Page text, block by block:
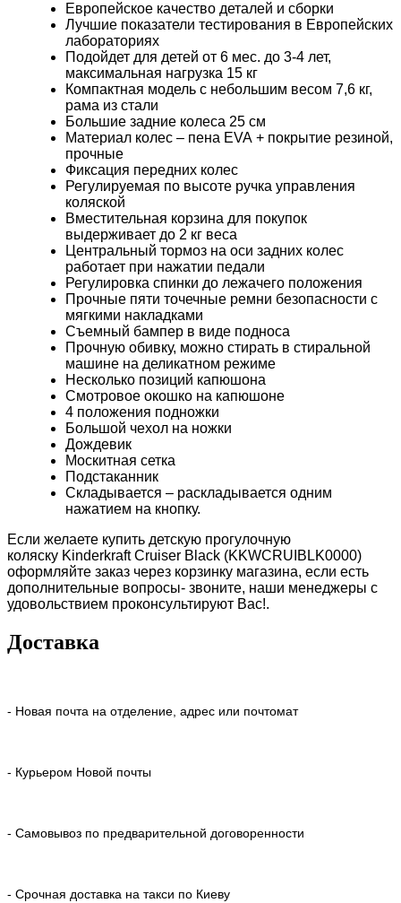
Европейское качество деталей и сборки
Лучшие показатели тестирования в Европейских
лабораториях
Подойдет для детей от 6 мес. до 3-4 лет,
максимальная нагрузка 15 кг
Компактная модель с небольшим весом 7,6 кг,
рама из стали
Большие задние колеса 25 см
Материал колес – пена EVA + покрытие резиной,
прочные
Фиксация передних колес
Регулируемая по высоте ручка управления
коляской
Вместительная корзина для покупок
выдерживает до 2 кг веса
Центральный тормоз на оси задних колес
работает при нажатии педали
Регулировка спинки до лежачего положения
Прочные пяти точечные ремни безопасности с
мягкими накладками
Съемный бампер в виде подноса
Прочную обивку, можно стирать в стиральной
машине на деликатном режиме
Несколько позиций капюшона
Смотровое окошко на капюшоне
4 положения подножки
Большой чехол на ножки
Дождевик
Москитная сетка
Подстаканник
Складывается – раскладывается одним
нажатием на кнопку.
Если желаете купить детскую прогулочную
коляску Kinderkraft Cruiser Black (KKWCRUIBLK0000)
оформляйте заказ через корзинку магазина, если есть
дополнительные вопросы- звоните, наши менеджеры с
удовольствием проконсультируют Вас!.
Доставка
- Новая почта на отделение, адрес или почтомат
- Курьером Новой почты
- Самовывоз по предварительной договоренности
- Срочная доставка на такси по Киеву